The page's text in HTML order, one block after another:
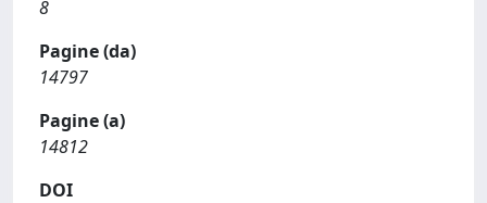
8
Pagine (da)
14797
Pagine (a)
14812
DOI